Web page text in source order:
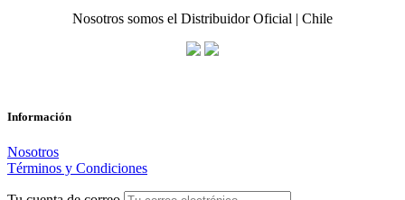
Nosotros somos el Distribuidor Oficial | Chile
Información
Nosotros
Términos y Condiciones